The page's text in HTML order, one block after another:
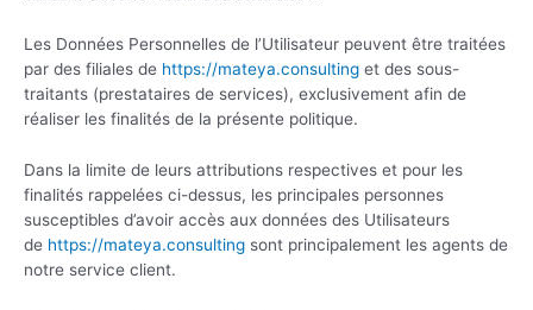
Les Données Personnelles de l’Utilisateur peuvent être traitées
par des filiales de https://mateya.consulting et des sous-
traitants (prestataires de services), exclusivement afin de
réaliser les finalités de la présente politique.
Dans la limite de leurs attributions respectives et pour les
finalités rappelées ci-dessus, les principales personnes
susceptibles d’avoir accès aux données des Utilisateurs
de https://mateya.consulting sont principalement les agents de
notre service client.